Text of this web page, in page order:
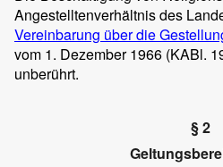
Angestelltenverhältnis des
Vereinbarung über die
vom 1. Dezember 1966 (KABl.
unberührt.
§ 2